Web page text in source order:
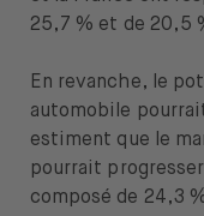
25,7 % et de 20,5
En revanche, le
automobile
estiment que le
pourrait
composé de 24,3